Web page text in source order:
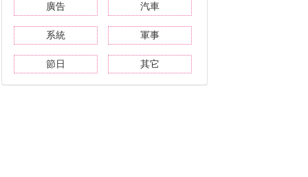
廣告 汽車
系統 軍事
節日 其它